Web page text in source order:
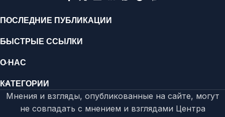
ПОСЛЕДНИЕ ПУБЛИКАЦИИ
БЫСТРЫЕ ССЫЛКИ
О НАС
КАТЕГОРИИ
Мнения и взгляды, опубликованные на сайте, могут
не совпадать с мнением и взглядами Центра